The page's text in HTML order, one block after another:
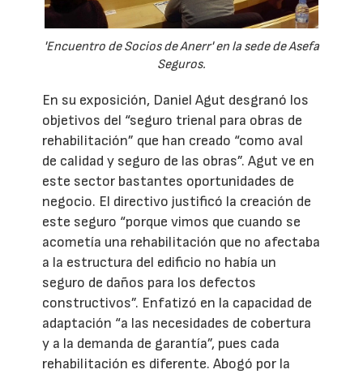
'Encuentro de Socios de Anerr' en la sede de Asefa
Seguros.
En su exposición, Daniel Agut desgranó los
objetivos del “seguro trienal para obras de
rehabilitación” que han creado “como aval
de calidad y seguro de las obras”. Agut ve en
este sector bastantes oportunidades de
negocio. El directivo justificó la creación de
este seguro “porque vimos que cuando se
acometía una rehabilitación que no afectaba
a la estructura del edificio no había un
seguro de daños para los defectos
constructivos”. Enfatizó en la capacidad de
adaptación “a las necesidades de cobertura
y a la demanda de garantía”, pues cada
rehabilitación es diferente. Abogó por la